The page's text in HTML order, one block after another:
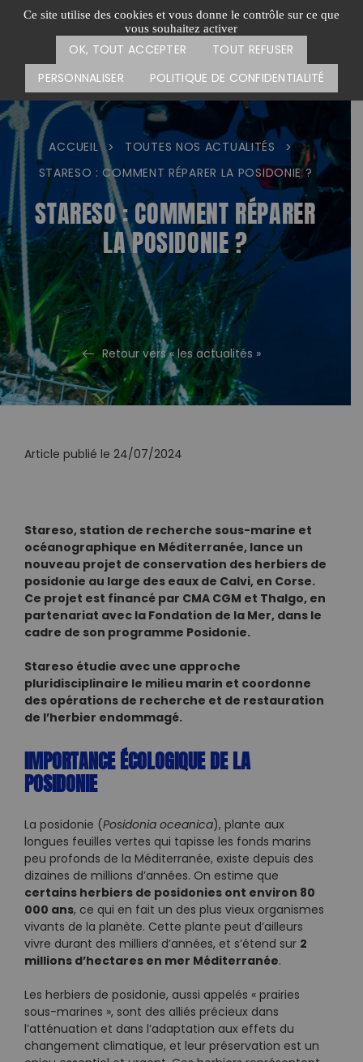
Ce site utilise des cookies et vous donne le contrôle sur ce que
vous souhaitez activer
OK, TOUT ACCEPTER
TOUT REFUSER
PERSONNALISER
POLITIQUE DE CONFIDENTIALITÉ
Passer
Menu
CARTE DES ACTIONS FAIRE UN DON
ACCUEIL > TOUTES NOS ACTUALITÉS
>
STARESO : COMMENT RÉPARER LA POSIDONIE ?
STARESO : COMMENT RÉPARER
LA POSIDONIE ?
Retour vers « les actualités »
Article publié le 24/07/2024
Stareso, station de recherche sous-marine et
océanographique en Méditerranée, lance un
nouveau projet de conservation des herbiers de
posidonie au large des eaux de Calvi, en Corse.
Ce projet est financé par CMA CGM et Thalgo, en
partenariat avec la Fondation de la Mer, dans le
cadre de son programme Posidonie.
Stareso étudie avec une approche
pluridisciplinaire le milieu marin et coordonne
des opérations de recherche et de restauration
de l’herbier endommagé.
IMPORTANCE ÉCOLOGIQUE DE LA
POSIDONIE
La posidonie (Posidonia oceanica), plante aux
longues feuilles vertes qui tapisse les fonds marins
peu profonds de la Méditerranée, existe depuis des
dizaines de millions d’années. On estime que
certains herbiers de posidonies ont environ 80
000 ans, ce qui en fait un des plus vieux organismes
vivants de la planète. Cette plante peut d’ailleurs
vivre durant des milliers d’années, et s’étend sur 2
millions d’hectares en mer Méditerranée.
Les herbiers de posidonie, aussi appelés « prairies
sous-marines », sont des alliés précieux dans
l’atténuation et dans l’adaptation aux effets du
changement climatique, et leur préservation est un